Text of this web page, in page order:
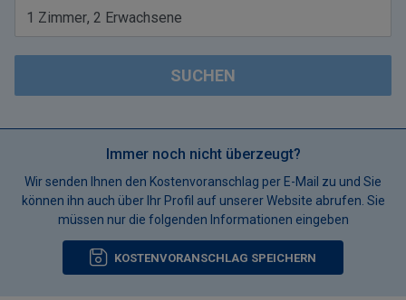
1 Zimmer, 2 Erwachsene
SUCHEN
Immer noch nicht überzeugt?
Wir senden Ihnen den Kostenvoranschlag per E-Mail zu und Sie
können ihn auch über Ihr Profil auf unserer Website abrufen. Sie
müssen nur die folgenden Informationen eingeben
KOSTENVORANSCHLAG SPEICHERN